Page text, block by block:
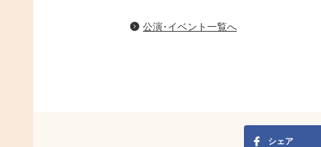
公演･イベント一覧へ
シェア